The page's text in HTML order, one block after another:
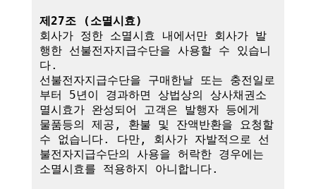
제27조 (소멸시효)
회사가 정한 소멸시효 내에서만 회사가 발
행한 선불전자지급수단을 사용할 수 있습니
다.
선불전자지급수단을 구매한날 또는 충전일로
부터 5년이 경과하면 상법상의 상사채권소
멸시효가 완성되어 고객은 발행자 등에게
물품등의 제공, 환불 및 잔액반환을 요청할
수 없습니다. 다만, 회사가 자발적으로 선
불전자지급수단의 사용을 허락한 경우에는
소멸시효를 적용하지 아니합니다.